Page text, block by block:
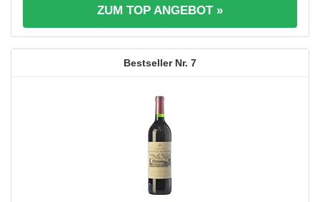
ZUM TOP ANGEBOT »
7